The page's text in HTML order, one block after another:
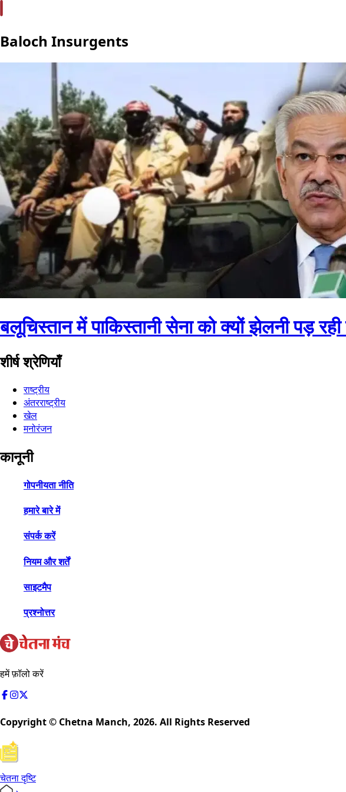
Baloch Insurgents
बलूचिस्तान में पाकिस्तानी सेना को क्यों झेलनी पड़ रही
शीर्ष श्रेणियाँ
राष्ट्रीय
अंतरराष्ट्रीय
खेल
मनोरंजन
कानूनी
गोपनीयता नीति
हमारे बारे में
संपर्क करें
नियम और शर्तें
साइटमैप
प्रश्नोत्तर
हमें फ़ॉलो करें
Copyright © Chetna Manch, 2026. All Rights Reserved
चेतना दृष्टि